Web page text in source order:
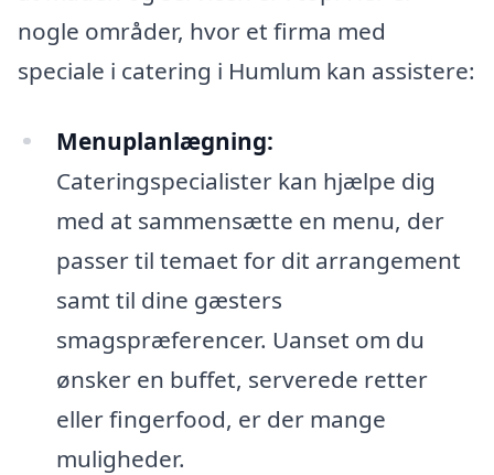
nogle områder, hvor et firma med
speciale i catering i Humlum kan assistere:
Menuplanlægning:
Cateringspecialister kan hjælpe dig
med at sammensætte en menu, der
passer til temaet for dit arrangement
samt til dine gæsters
smagspræferencer. Uanset om du
ønsker en buffet, serverede retter
eller fingerfood, er der mange
muligheder.